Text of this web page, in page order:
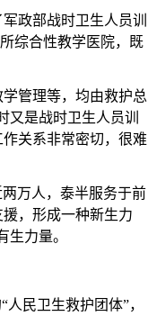
政部战时卫生人员训
综合性教学医院，既
管理等，均由救护总
又是战时卫生人员训
关系非常密切，很难
万人，泰半服务于前
，形成一种新生力
力量。
民卫生救护团体”，